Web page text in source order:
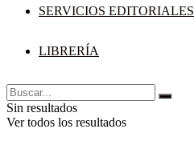
SERVICIOS EDITORIALES
LIBRERÍA
Sin resultados
Ver todos los resultados